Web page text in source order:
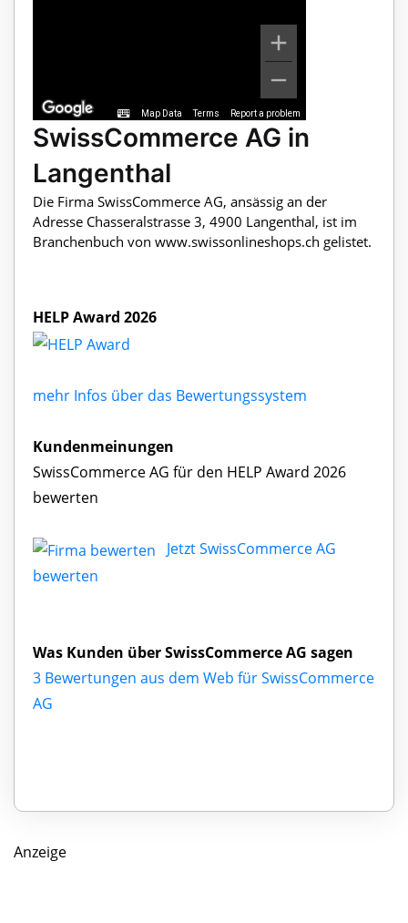
Map Data Terms Report a problem
SwissCommerce AG in
Langenthal
Die Firma SwissCommerce AG, ansässig an der
Adresse Chasseralstrasse 3, 4900 Langenthal, ist im
Branchenbuch von www.swissonlineshops.ch gelistet.
HELP Award 2026
mehr Infos über das Bewertungssystem
Kundenmeinungen
SwissCommerce AG für den HELP Award 2026
bewerten
Jetzt SwissCommerce AG
bewerten
Was Kunden über SwissCommerce AG sagen
3 Bewertungen aus dem Web für SwissCommerce
AG
Anzeige